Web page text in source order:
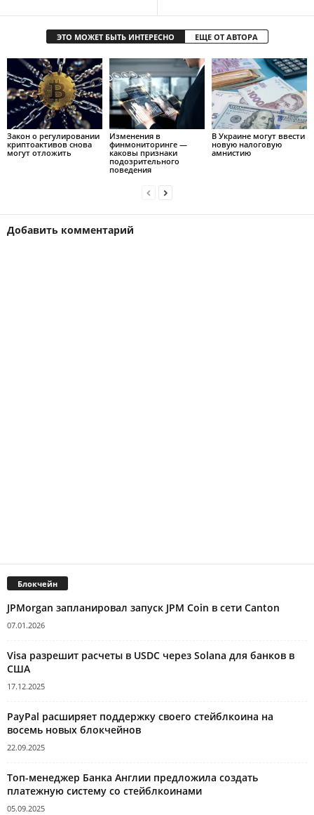
ЭТО МОЖЕТ БЫТЬ ИНТЕРЕСНО ЕЩЕ ОТ АВТОРА
Закон о регулировании
криптоактивов снова
могут отложить
Изменения в
финмониторинге —
каковы признаки
подозрительного
поведения
В Украине могут ввести
новую налоговую
амнистию
Добавить комментарий
Блокчейн
JPMorgan запланировал запуск JPM Coin в сети Canton
07.01.2026
Visa разрешит расчеты в USDC через Solana для банков в
США
17.12.2025
PayPal расширяет поддержку своего стейблкоина на
восемь новых блокчейнов
22.09.2025
Топ-менеджер Банка Англии предложила создать
платежную систему со стейблкоинами
05.09.2025